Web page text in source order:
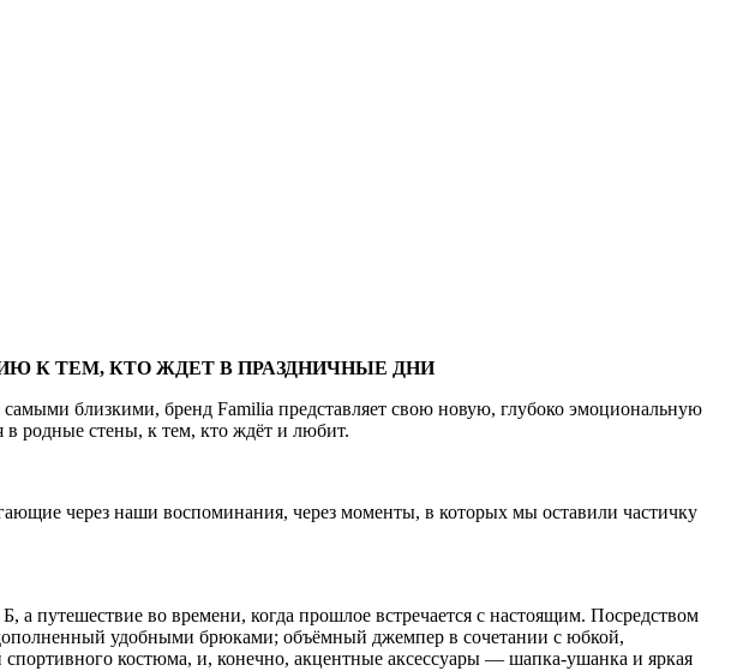
К ТЕМ, КТО ЖДЕТ В ПРАЗДНИЧНЫЕ ДНИ
близкими, бренд Familia представляет свою новую, глубоко эмоциональную
в родные стены, к тем, кто ждёт и любит.
через наши воспоминания, через моменты, в которых мы оставили частичку
путешествие во времени, когда прошлое встречается с настоящим. Посредством
удобными брюками; объёмный джемпер в сочетании с юбкой,
костюма, и, конечно, акцентные аксессуары — шапка-ушанка и яркая